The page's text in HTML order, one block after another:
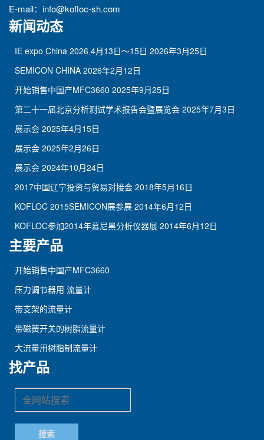
E-mail： info@kofloc-sh.com
新闻动态
IE expo China 2026 4月13日～15日 2026年3月25日
SEMICON CHINA 2026年2月12日
开始销售中国产MFC3660 2025年9月25日
第二十一届北京分析测试学术报告会暨展览会 2025年7月3日
展示会 2025年4月15日
展示会 2025年2月26日
展示会 2024年10月24日
2017中国辽宁投资与贸易对接会 2018年5月16日
KOFLOC 2015SEMICON展参展 2014年6月12日
KOFLOC参加2014年慕尼黑分析仪器展 2014年6月12日
主要产品
开始销售中国产MFC3660
压力调节器用 流量计
带支架的流量计
带磁簧开关的树脂流量计
大流量用树脂制流量计
找产品